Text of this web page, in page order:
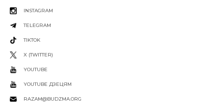
INSTAGRAM
TELEGRAM
TIKTOK
X (TWITTER)
YOUTUBE
YOUTUBE ДЗЕЦЯМ
RAZAM@BUDZMA.ORG